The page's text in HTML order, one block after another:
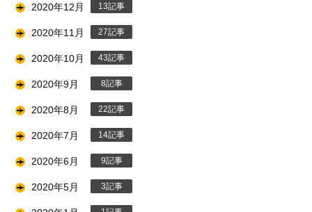
2020年12月 13
2020年11月 27
2020年10月 43
2020年9月 8
2020年8月 22
2020年7月 14
2020年6月 9
2020年5月 3